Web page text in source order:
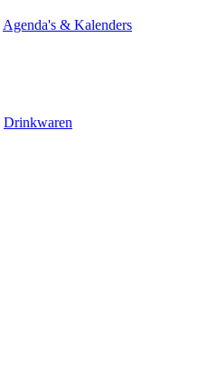
Agenda's & Kalenders
Drinkwaren